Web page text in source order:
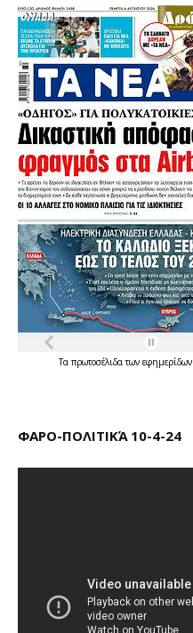
Τα πρωτοσέλιδατων εφημερίδων
ΦΑΡΟ-ΠΟΛΙΤΙΚΆ 10-4-24